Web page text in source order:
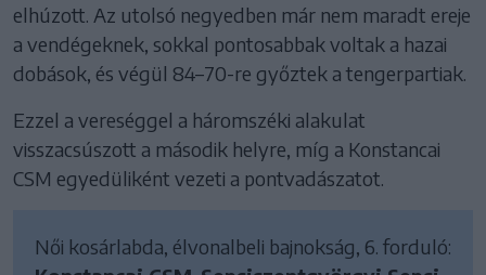
elhúzott. Az utolsó negyedben már nem maradt ereje
a vendégeknek, sokkal pontosabbak voltak a hazai
dobások, és végül 84–70-re győztek a tengerpartiak.
Ezzel a vereséggel a háromszéki alakulat
visszacsúszott a második helyre, míg a Konstancai
CSM egyedüliként vezeti a pontvadászatot.
Női kosárlabda, élvonalbeli bajnokság, 6. forduló: